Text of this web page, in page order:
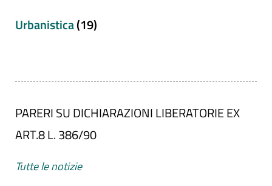
Urbanistica(19)
PARERI SU DICHIARAZIONI LIBERATORIE EX
ART.8 L. 386/90
Tutte le notizie